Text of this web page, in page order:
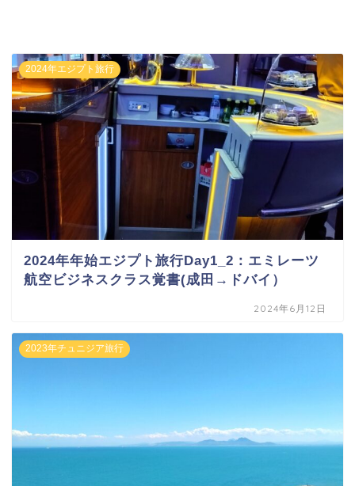
2024年エジプト旅行
2024年年始エジプト旅行Day1_2：エミレーツ
航空ビジネスクラス覚書(成田→ドバイ）
2024年6月12日
2023年チュニジア旅行